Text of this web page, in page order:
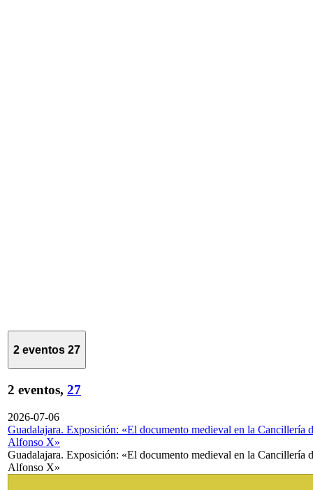
2 eventos 27
2 eventos, 27
2026-07-06
Guadalajara. Exposición: «El documento medieval en la Cancillería
Alfonso X»
Guadalajara. Exposición: «El documento medieval en la Cancillería
Alfonso X»